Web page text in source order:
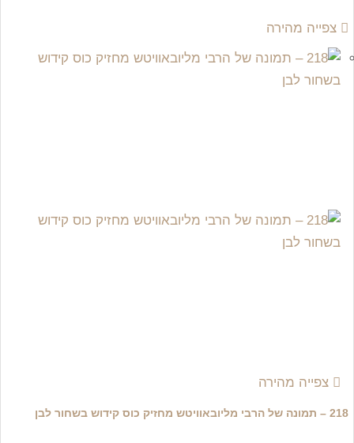
צפייה מהירה
צפייה מהירה
218 – תמונה של הרבי מליובאוויטש מחזיק כוס קידוש בשחור לבן